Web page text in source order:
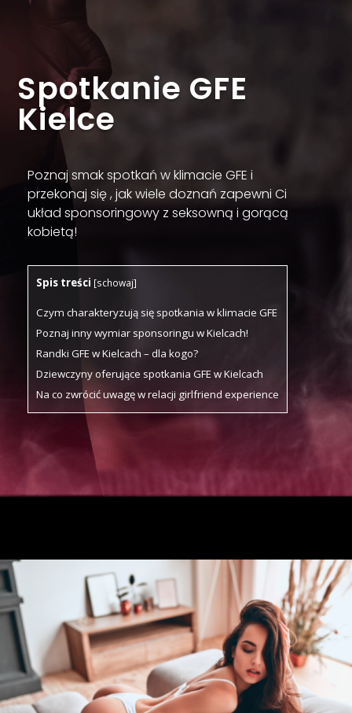
Spotkanie GFE
Kielce
Poznaj smak spotkań w klimacie GFE i
przekonaj się , jak wiele doznań zapewni Ci
układ sponsoringowy z seksowną i gorącą
kobietą!
Spis treści [schowaj]
Czym charakteryzują się spotkania w klimacie GFE
Poznaj inny wymiar sponsoringu w Kielcach!
Randki GFE w Kielcach – dla kogo?
Dziewczyny oferujące spotkania GFE w Kielcach
Na co zwrócić uwagę w relacji girlfriend experience